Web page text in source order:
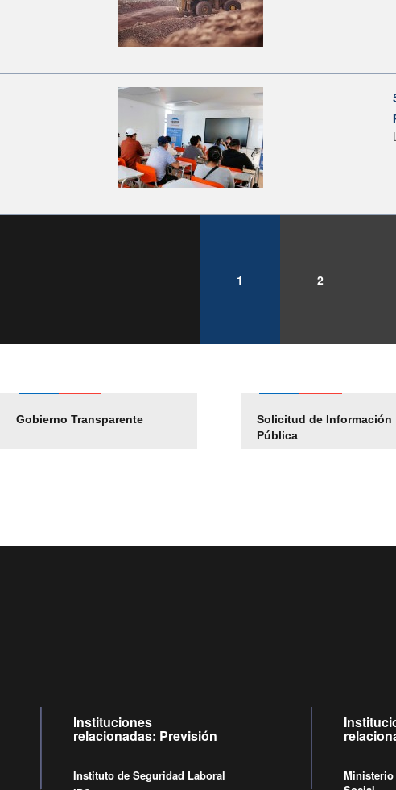
1 2
Gobierno Transparente
Solicitud de Información
Pública
Pago Proveedores
Instituciones
relacionadas: Previsión
Instituto de Seguridad Laboral